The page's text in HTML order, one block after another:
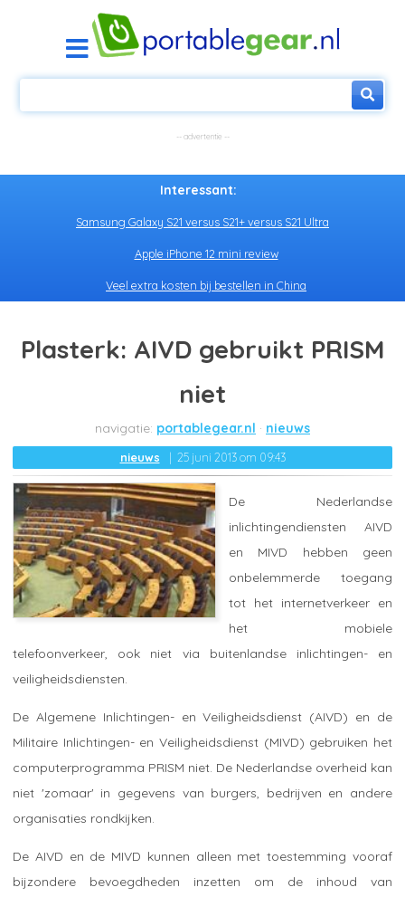
Interessant:
Samsung Galaxy S21 versus S21+ versus S21 Ultra
Apple iPhone 12 mini review
Veel extra kosten bij bestellen in China
Plasterk: AIVD gebruikt PRISM
niet
portablegear.nl nieuws
nieuws 25 juni 2013 om 09:43
De Nederlandse
inlichtingendiensten AIVD
en MIVD hebben geen
onbelemmerde toegang
tot het internetverkeer en
het mobiele
telefoonverkeer, ook niet via buitenlandse inlichtingen- en
veiligheidsdiensten.
De Algemene Inlichtingen- en Veiligheidsdienst (AIVD) en de
Militaire Inlichtingen- en Veiligheidsdienst (MIVD) gebruiken het
computerprogramma PRISM niet. De Nederlandse overheid kan
niet 'zomaar' in gegevens van burgers, bedrijven en andere
organisaties rondkijken.
De AIVD en de MIVD kunnen alleen met toestemming vooraf
bijzondere bevoegdheden inzetten om de inhoud van